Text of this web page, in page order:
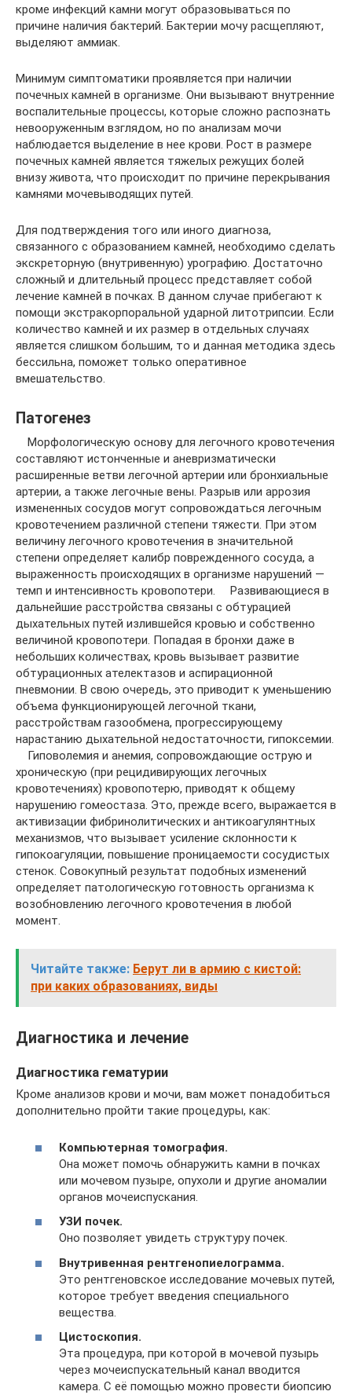
кроме инфекций камни могут образовываться по
причине наличия бактерий. Бактерии мочу расщепляют,
выделяют аммиак.
Минимум симптоматики проявляется при наличии
почечных камней в организме. Они вызывают внутренние
воспалительные процессы, которые сложно распознать
невооруженным взглядом, но по анализам мочи
наблюдается выделение в нее крови. Рост в размере
почечных камней является тяжелых режущих болей
внизу живота, что происходит по причине перекрывания
камнями мочевыводящих путей.
Для подтверждения того или иного диагноза,
связанного с образованием камней, необходимо сделать
экскреторную (внутривенную) урографию. Достаточно
сложный и длительный процесс представляет собой
лечение камней в почках. В данном случае прибегают к
помощи экстракорпоральной ударной литотрипсии. Если
количество камней и их размер в отдельных случаях
является слишком большим, то и данная методика здесь
бессильна, поможет только оперативное
вмешательство.
Патогенез
Морфологическую основу для легочного кровотечения
составляют истонченные и аневризматически
расширенные ветви легочной артерии или бронхиальные
артерии, а также легочные вены. Разрыв или аррозия
измененных сосудов могут сопровождаться легочным
кровотечением различной степени тяжести. При этом
величину легочного кровотечения в значительной
степени определяет калибр поврежденного сосуда, а
выраженность происходящих в организме нарушений —
темп и интенсивность кровопотери. Развивающиеся в
дальнейшие расстройства связаны с обтурацией
дыхательных путей излившейся кровью и собственно
величиной кровопотери. Попадая в бронхи даже в
небольших количествах, кровь вызывает развитие
обтурационных ателектазов и аспирационной
пневмонии. В свою очередь, это приводит к уменьшению
объема функционирующей легочной ткани,
расстройствам газообмена, прогрессирующему
нарастанию дыхательной недостаточности, гипоксемии.
Гиповолемия и анемия, сопровождающие острую и
хроническую (при рецидивирующих легочных
кровотечениях) кровопотерю, приводят к общему
нарушению гомеостаза. Это, прежде всего, выражается в
активизации фибринолитических и антикоагулянтных
механизмов, что вызывает усиление склонности к
гипокоагуляции, повышение проницаемости сосудистых
стенок. Совокупный результат подобных изменений
определяет патологическую готовность организма к
возобновлению легочного кровотечения в любой
момент.
Читайте также: Берут ли в армию с кистой:
при каких образованиях, виды
Диагностика и лечение
Диагностика гематурии
Кроме анализов крови и мочи, вам может понадобиться
дополнительно пройти такие процедуры, как:
Компьютерная томография.
Она может помочь обнаружить камни в почках
или мочевом пузыре, опухоли и другие аномалии
органов мочеиспускания.
УЗИ почек.
Оно позволяет увидеть структуру почек.
Внутривенная рентгенопиелограмма.
Это рентгеновское исследование мочевых путей,
которое требует введения специального
вещества.
Цистоскопия.
Эта процедура, при которой в мочевой пузырь
через мочеиспускательный канал вводится
камера. С её помощью можно провести биопсию